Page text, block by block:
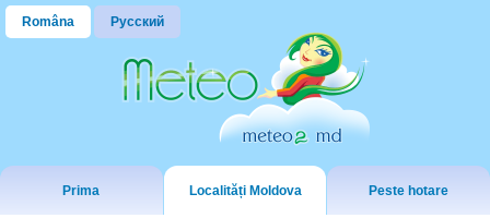
Româna Русский
Prima Localități Moldova Peste hotare